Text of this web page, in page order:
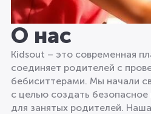
О нас
Kidsout – это современная
соединяет родителей с
бебиситтерами. Мы начали
с целью создать
для занятых родителей.